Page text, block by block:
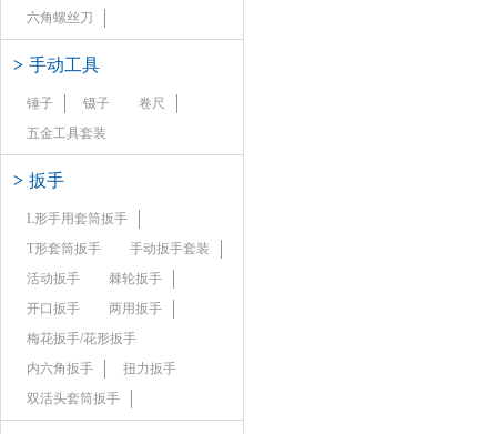
六角螺丝刀
> 手动工具
锤子 镊子
卷尺
五金工具套装
> 扳手
L形手用套筒扳手
T形套筒扳手
手动扳手套装
活动扳手
棘轮扳手
开口扳手
两用扳手
梅花扳手/花形扳手
内六角扳手
扭力扳手
双活头套筒扳手